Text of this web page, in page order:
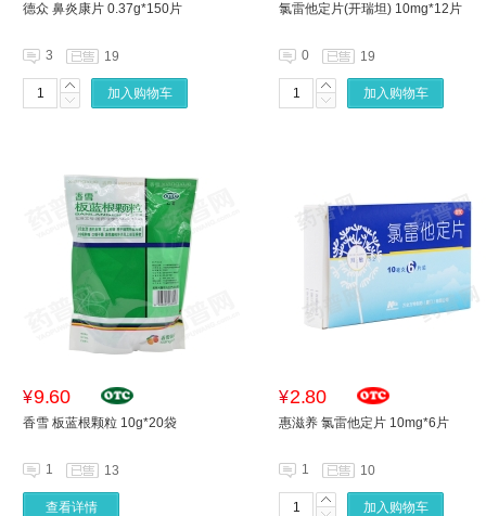
德众 鼻炎康片 0.37g*150片
3 19
加入购物车
氯雷他定片(开瑞坦) 10mg*12片
0 19
加入购物车
¥9.60
香雪 板蓝根颗粒 10g*20袋
1 13
查看详情
¥2.80
惠滋养 氯雷他定片 10mg*6片
1 10
加入购物车